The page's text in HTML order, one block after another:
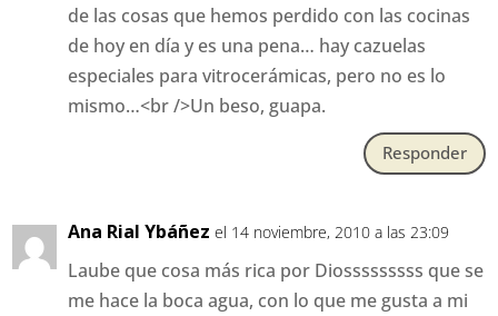
de las cosas que hemos perdido con las cocinas
de hoy en día y es una pena… hay cazuelas
especiales para vitrocerámicas, pero no es lo
mismo…<br />Un beso, guapa.
Responder
Ana Rial Ybáñez el 14 noviembre, 2010 a las 23:09
Laube que cosa más rica por Diosssssssss que se
me hace la boca agua, con lo que me gusta a mi